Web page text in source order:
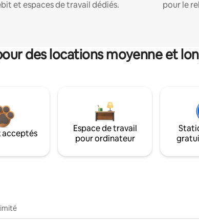
et espaces de travail dédiés.
pour le
des locations moyenne et
acceptés
Espace de travail
pour ordinateur